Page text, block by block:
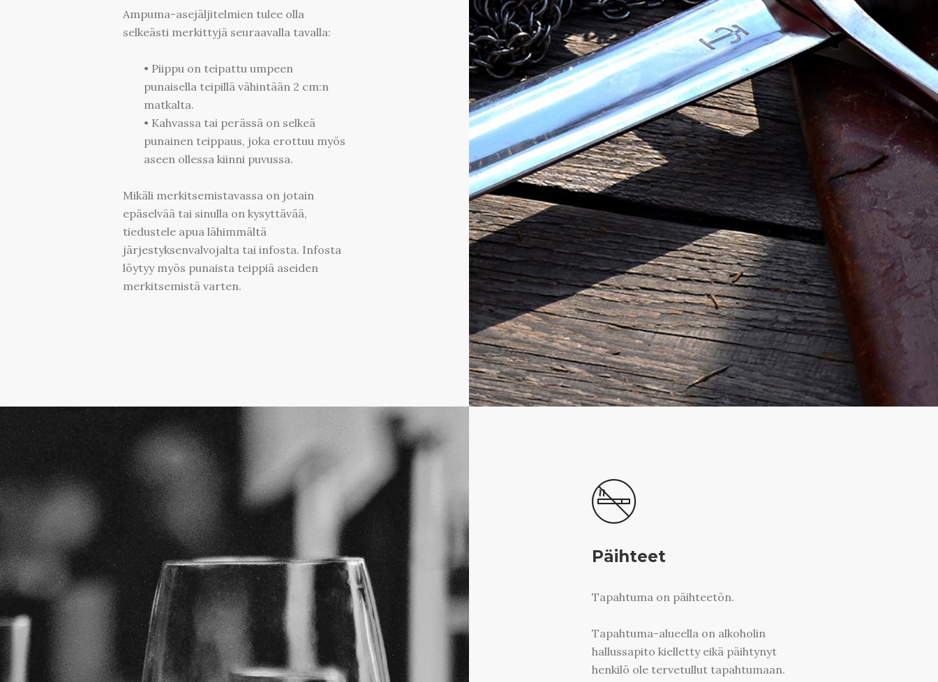
Ampuma-asejäljitelmien tulee olla
selkeästi merkittyjä seuraavalla tavalla:
• Piippu on teipattu umpeen
punaisella teipillä vähintään 2 cm:n
matkalta.
• Kahvassa tai perässä on selkeä
punainen teippaus, joka erottuu myös
aseen ollessa kiinni puvussa.
Mikäli merkitsemistavassa on jotain
epäselvää tai sinulla on kysyttävää,
tiedustele apua lähimmältä
järjestyksenvalvojalta tai infosta. Infosta
löytyy myös punaista teippiä aseiden
merkitsemistä varten.
Päihteet
Tapahtuma on päihteetön.
Tapahtuma-alueella on alkoholin
hallussapito kielletty eikä päihtynyt
henkilö ole tervetullut tapahtumaan.